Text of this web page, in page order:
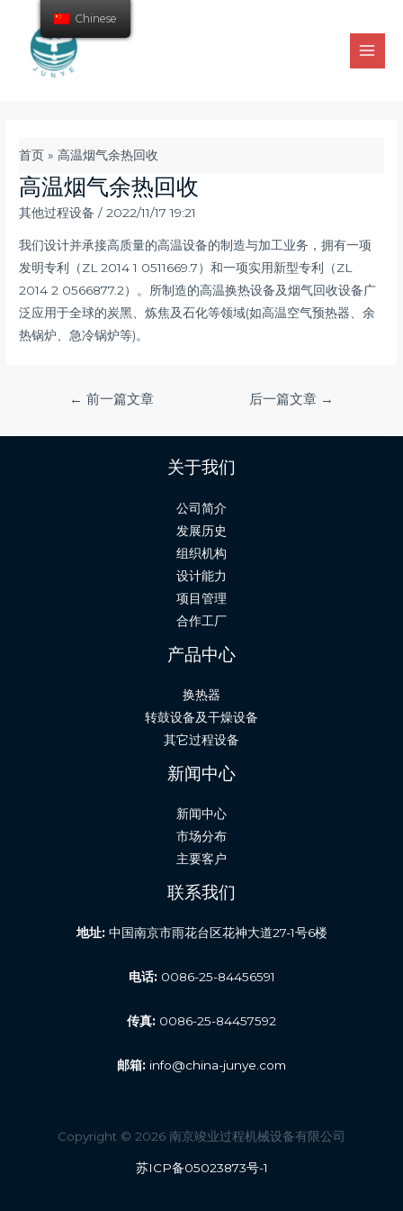
首页 »高温烟气余热回收
高温烟气余热回收
其他过程设备 /2022/11/17 19:21
我们设计并承接高质量的高温设备的制造与加工业务，拥有一项
发明专利（ZL 2014 1 0511669.7）和一项实用新型专利（ZL
2014 2 0566877.2）。所制造的高温换热设备及烟气回收设备广
泛应用于全球的炭黑、炼焦及石化等领域(如高温空气预热器、余
热锅炉、急冷锅炉等)。
← 前一篇文章 后一篇文章 →
关于我们
公司简介
发展历史
组织机构
设计能力
项目管理
合作工厂
产品中心
换热器
转鼓设备及干燥设备
其它过程设备
新闻中心
新闻中心
市场分布
主要客户
联系我们
地址: 中国南京市雨花台区花神大道27-1号6楼
电话: 0086-25-84456591
传真: 0086-25-84457592
邮箱: info@china-junye.com
Copyright © 2026 南京竣业过程机械设备有限公司
苏ICP备05023873号-1
Chinese